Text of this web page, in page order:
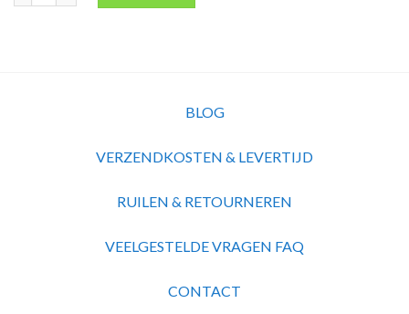
BLOG
VERZENDKOSTEN & LEVERTIJD
RUILEN & RETOURNEREN
VEELGESTELDE VRAGEN FAQ
CONTACT